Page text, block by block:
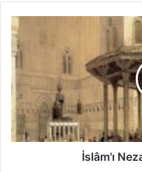
İ
s
l
â
m
'
e
İslâm'ı